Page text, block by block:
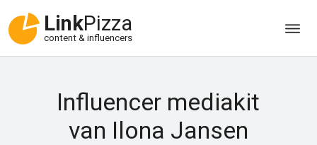
LinkPizza
content & influencers
Influencer mediakit
van Ilona Jansen